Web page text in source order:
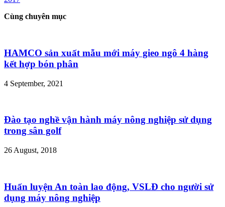
Cùng chuyên mục
HAMCO sản xuất mẫu mới máy gieo ngô 4 hàng
kết hợp bón phân
4 September, 2021
Đào tạo nghề vận hành máy nông nghiệp sử dụng
trong sân golf
26 August, 2018
Huấn luyện An toàn lao động, VSLĐ cho người sử
dụng máy nông nghiệp